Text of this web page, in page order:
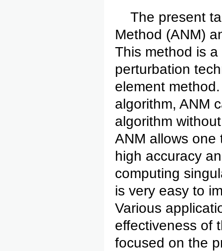
The present
Method (ANM)
This method is
perturbation
element
algorithm, ANM
algorithm
ANM allows one
high accuracy
computing
is very easy to
Various
effectiveness of
focused on the